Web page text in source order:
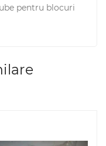
pentru blocuri